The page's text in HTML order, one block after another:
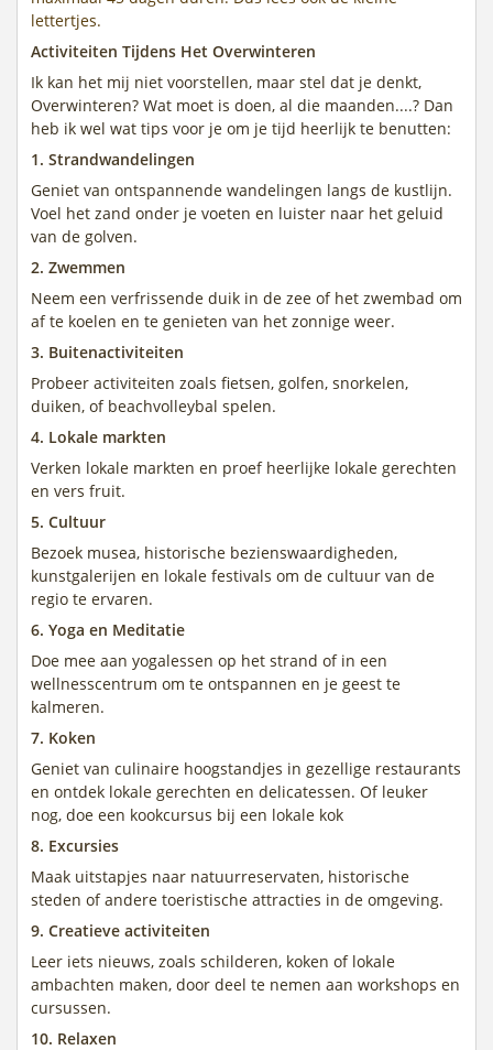
lettertjes.
Activiteiten Tijdens Het Overwinteren
Ik kan het mij niet voorstellen, maar stel dat je denkt,
Overwinteren? Wat moet is doen, al die maanden....? Dan
heb ik wel wat tips voor je om je tijd heerlijk te benutten:
1. Strandwandelingen
Geniet van ontspannende wandelingen langs de kustlijn.
Voel het zand onder je voeten en luister naar het geluid
van de golven.
2. Zwemmen
Neem een verfrissende duik in de zee of het zwembad om
af te koelen en te genieten van het zonnige weer.
3. Buitenactiviteiten
Probeer activiteiten zoals fietsen, golfen, snorkelen,
duiken, of beachvolleybal spelen.
4. Lokale markten
Verken lokale markten en proef heerlijke lokale gerechten
en vers fruit.
5. Cultuur
Bezoek musea, historische bezienswaardigheden,
kunstgalerijen en lokale festivals om de cultuur van de
regio te ervaren.
6. Yoga en Meditatie
Doe mee aan yogalessen op het strand of in een
wellnesscentrum om te ontspannen en je geest te
kalmeren.
7. Koken
Geniet van culinaire hoogstandjes in gezellige restaurants
en ontdek lokale gerechten en delicatessen. Of leuker
nog, doe een kookcursus bij een lokale kok
8. Excursies
Maak uitstapjes naar natuurreservaten, historische
steden of andere toeristische attracties in de omgeving.
9. Creatieve activiteiten
Leer iets nieuws, zoals schilderen, koken of lokale
ambachten maken, door deel te nemen aan workshops en
cursussen.
10. Relaxen